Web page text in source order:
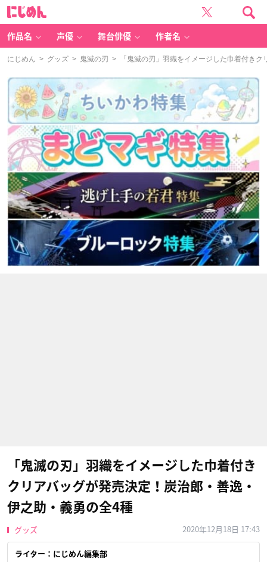
作品名 声優 舞台俳優 作者名
にじめん > グッズ > 鬼滅の刃 > 「鬼滅の刃」羽織をイメージした巾着付きク
「鬼滅の刃」羽織をイメージした巾着付き
クリアバッグが発売決定！炭治郎・善逸・
伊之助・義勇の全4種
グッズ 2020年12月18日 17:43
ライター：にじめん編集部